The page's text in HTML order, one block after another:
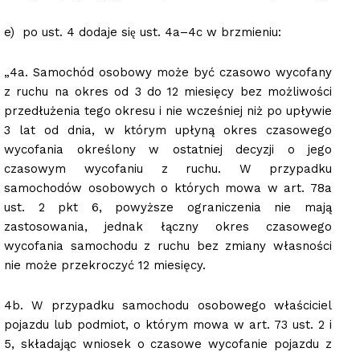
e) po ust. 4 dodaje się ust. 4a–4c w brzmieniu:
„4a. Samochód osobowy może być czasowo wycofany
z ruchu na okres od 3 do 12 miesięcy bez możliwości
przedłużenia tego okresu i nie wcześniej niż po upływie
3 lat od dnia, w którym upłyną okres czasowego
wycofania określony w ostatniej decyzji o jego
czasowym wycofaniu z ruchu. W przypadku
samochodów osobowych o których mowa w art. 78a
ust. 2 pkt 6, powyższe ograniczenia nie mają
zastosowania, jednak łączny okres czasowego
wycofania samochodu z ruchu bez zmiany własności
nie może przekroczyć 12 miesięcy.
4b. W przypadku samochodu osobowego właściciel
pojazdu lub podmiot, o którym mowa w art. 73 ust. 2 i
5, składając wniosek o czasowe wycofanie pojazdu z